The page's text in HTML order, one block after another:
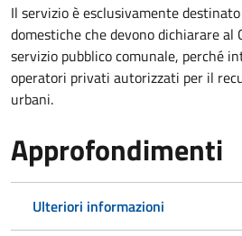
Il servizio è esclusivamente
domestiche che devono dichiarare al
servizio pubblico comunale, perché
operatori privati autorizzati per il
urbani.
Approfondimenti
Ulteriori informazioni